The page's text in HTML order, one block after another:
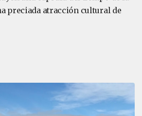
preciada atracción cultural de